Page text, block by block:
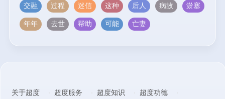
交融 过程 迷信 这种 后人 病故 淤塞
年年 去世 帮助 可能 亡妻
关于超度 超度服务 超度知识 超度功德